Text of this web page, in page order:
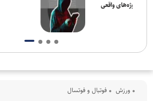
ورزش فوتبال و فوتسال